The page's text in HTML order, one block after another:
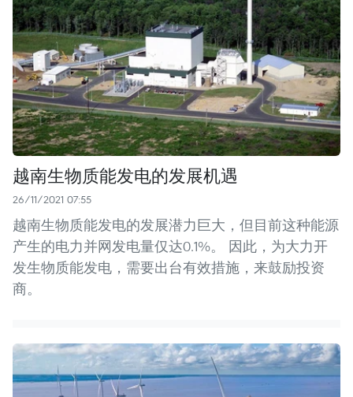
越南生物质能发电的发展机遇
26/11/2021 07:55
越南生物质能发电的发展潜力巨大，但目前这种能源
产生的电力并网发电量仅达0.1%。 因此，为大力开
发生物质能发电，需要出台有效措施，来鼓励投资
商。